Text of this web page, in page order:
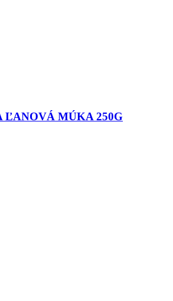
ĽANOVÁ MÚKA 250G